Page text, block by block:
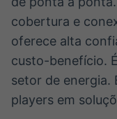
cobertura e
oferece alta
custo-benefício.
setor de energia.
players em